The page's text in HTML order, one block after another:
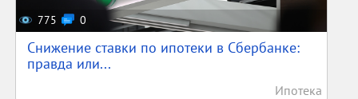
775 0
Снижение ставки по ипотеки в Сбербанке:
правда или...
Ипотека